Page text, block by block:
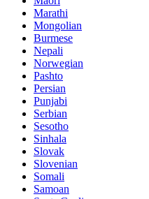
Marathi
Mongolian
Burmese
Nepali
Norwegian
Pashto
Persian
Punjabi
Serbian
Sesotho
Sinhala
Slovak
Slovenian
Somali
Samoan